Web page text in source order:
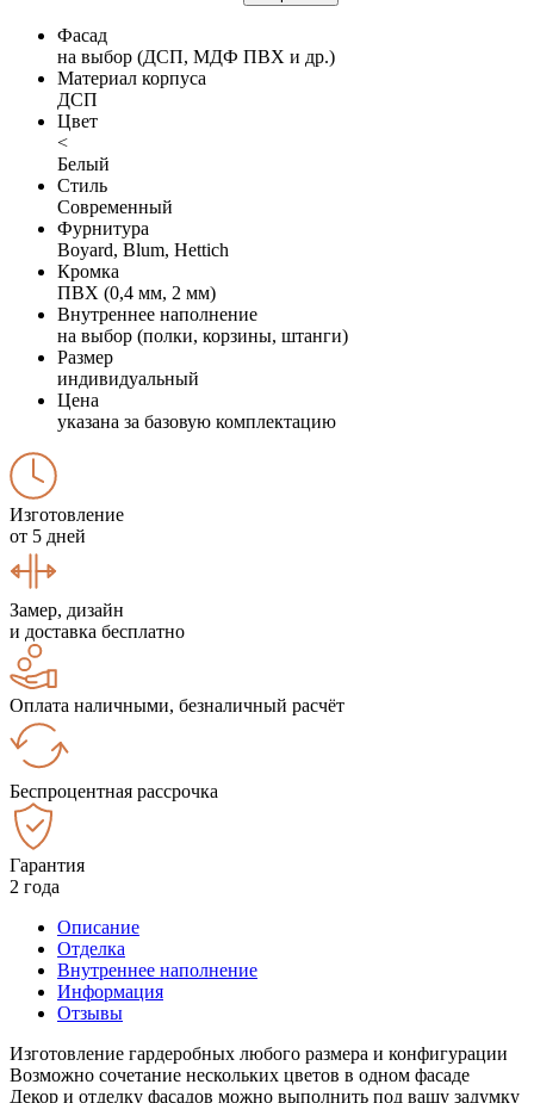
Фасад
на выбор (ДСП, МДФ ПВХ и др.)
Материал корпуса
ДСП
Цвет
<
Белый
Стиль
Современный
Фурнитура
Boyard, Blum, Hettich
Кромка
ПВХ (0,4 мм, 2 мм)
Внутреннее наполнение
на выбор (полки, корзины, штанги)
Размер
индивидуальный
Цена
указана за базовую комплектацию
Изготовление
от 5 дней
Замер, дизайн
и доставка бесплатно
Оплата наличными, безналичный расчёт
Беспроцентная рассрочка
Гарантия
2 года
Описание
Отделка
Внутреннее наполнение
Информация
Отзывы
Изготовление гардеробных любого размера и конфигурации
Возможно сочетание нескольких цветов в одном фасаде
Декор и отделку фасадов можно выполнить под вашу задумку